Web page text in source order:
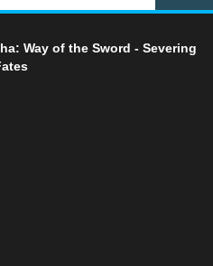
Way of the Sword - Severing